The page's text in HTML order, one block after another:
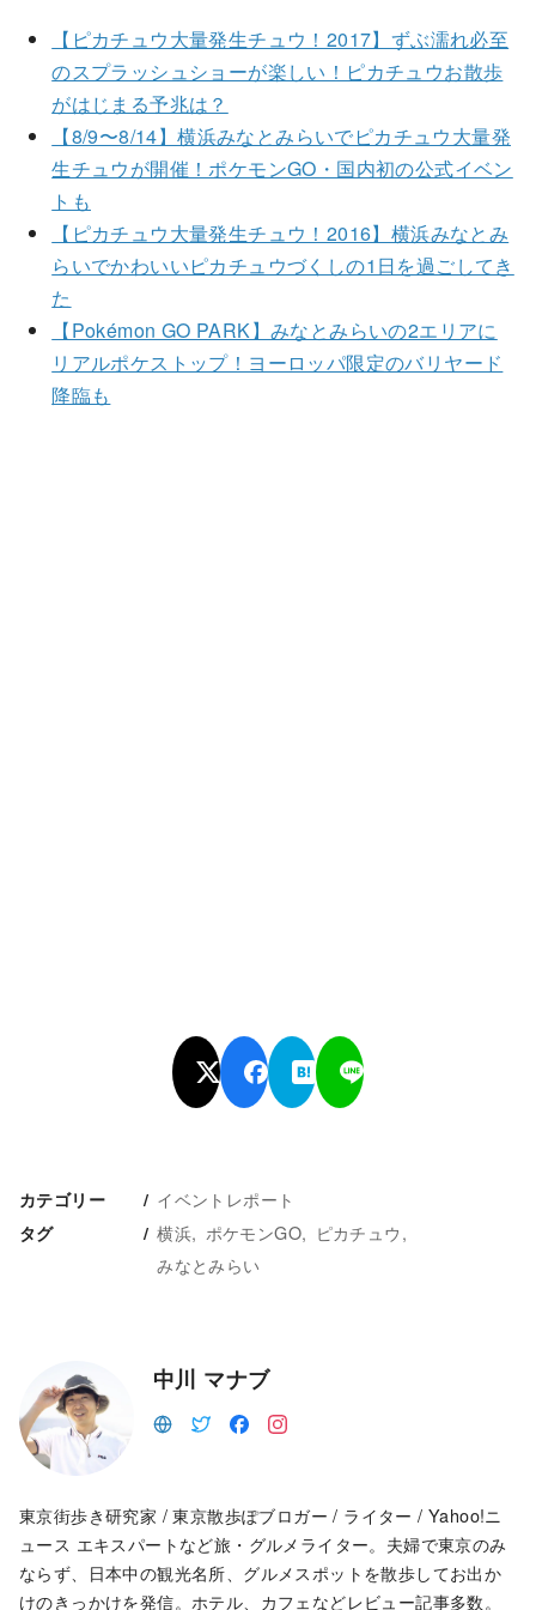
【ピカチュウ大量発生チュウ！2017】ずぶ濡れ必至
のスプラッシュショーが楽しい！ピカチュウお散歩
がはじまる予兆は？
【8/9〜8/14】横浜みなとみらいでピカチュウ大量発
生チュウが開催！ポケモンGO・国内初の公式イベン
トも
【ピカチュウ大量発生チュウ！2016】横浜みなとみ
らいでかわいいピカチュウづくしの1日を過ごしてき
た
【Pokémon GO PARK】みなとみらいの2エリアに
リアルポケストップ！ヨーロッパ限定のバリヤード
降臨も
カテゴリー イベントレポート
タグ 横浜 ポケモンGO
ピカチュウ
みなとみらい
中川 マナブ
東京街歩き研究家 / 東京散歩ぽブロガー / ライター / Yahoo!ニ
ュース エキスパートなど旅・グルメライター。夫婦で東京のみ
ならず、日本中の観光名所、グルメスポットを散歩してお出か
けのきっかけを発信。ホテル、カフェなどレビュー記事多数。